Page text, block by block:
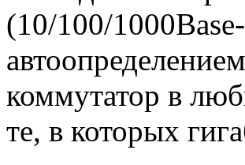
(10/100/
коммутатор в
те, в которых